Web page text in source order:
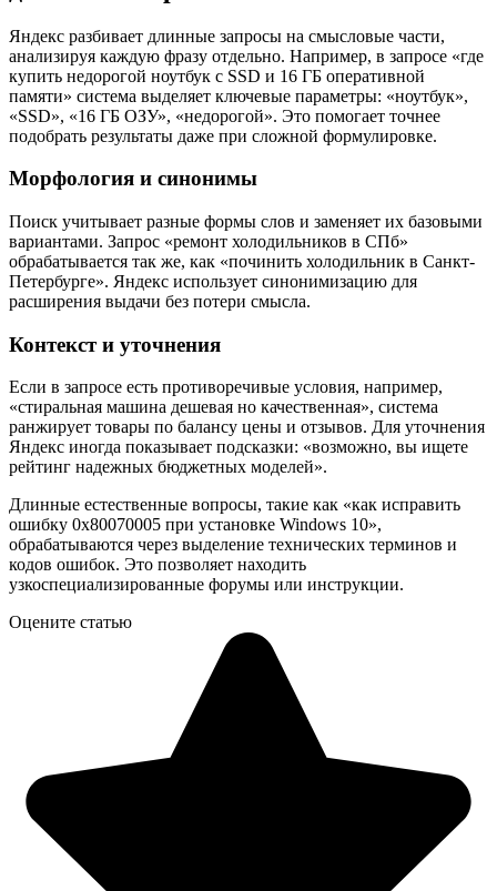
Яндекс разбивает длинные запросы на смысловые части,
анализируя каждую фразу отдельно. Например, в запросе «где
купить недорогой ноутбук с SSD и 16 ГБ оперативной
памяти» система выделяет ключевые параметры: «ноутбук»,
«SSD», «16 ГБ ОЗУ», «недорогой». Это помогает точнее
подобрать результаты даже при сложной формулировке.
Морфология и синонимы
Поиск учитывает разные формы слов и заменяет их базовыми
вариантами. Запрос «ремонт холодильников в СПб»
обрабатывается так же, как «починить холодильник в Санкт-
Петербурге». Яндекс использует синонимизацию для
расширения выдачи без потери смысла.
Контекст и уточнения
Если в запросе есть противоречивые условия, например,
«стиральная машина дешевая но качественная», система
ранжирует товары по балансу цены и отзывов. Для уточнения
Яндекс иногда показывает подсказки: «возможно, вы ищете
рейтинг надежных бюджетных моделей».
Длинные естественные вопросы, такие как «как исправить
ошибку 0x80070005 при установке Windows 10»,
обрабатываются через выделение технических терминов и
кодов ошибок. Это позволяет находить
узкоспециализированные форумы или инструкции.
Оцените статью